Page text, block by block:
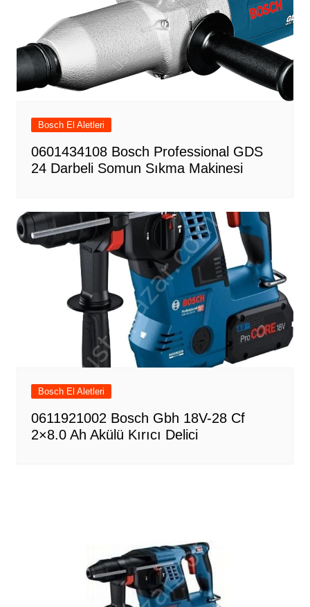
Bosch El Aletleri
0601434108 Bosch Professional GDS
24 Darbeli Somun Sıkma Makinesi
Bosch El Aletleri
0611921002 Bosch Gbh 18V-28 Cf
2×8.0 Ah Akülü Kırıcı Delici